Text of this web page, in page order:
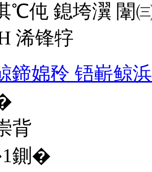
℃伅 鎴垮瀷 闈
浠锋牸
鍗婂矝 铻嶄鲸
背
鍘�